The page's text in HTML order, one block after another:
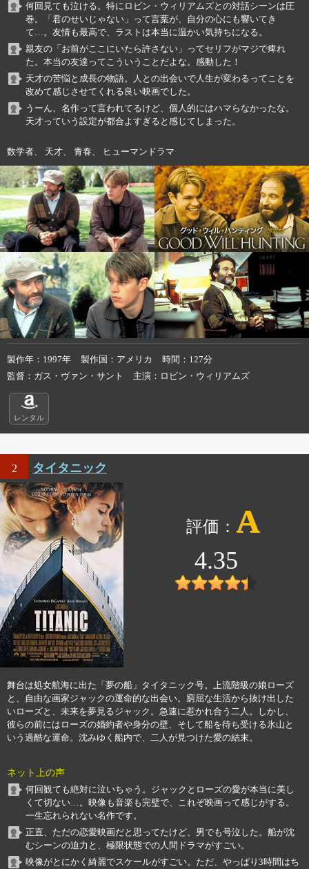
何回見ても泣ける。特にロビン・ウィリアムズとの対話シーンは圧
巻。「君のせいじゃない」って言葉が、自分の心にも響いてき
て…。友情も最高で、ラストは本当に温かい気持ちになる。
親友の「お前がここにいたら許さない」ってセリフがマジで痺れ
た。本当の友達ってこういうことだよな。感動した！
天才の苦悩と成長の物語。人との出会いで人生が変わるってことを
改めて感じさせてくれる良い映画でした。
うーん、名作って言われてるけど、個人的にはハマらなかったな。
天才っていう設定が都合よすぎると感じてしまった。
数学者、 天才、 青春、 ヒューマンドラマ
製作年 1997年 製作国 アメリカ 時間
127分
監督
ガス・ヴァン・サント 主演 ロビン・ウィリアムズ
レンタル
2 タイタニック
A
4.35
舞台は処女航海に出た「夢の船」タイタニック号。上流階級の娘ローズ
と、自由な画家ジャックの運命的な出会い。窮屈な生活から抜け出した
いローズと、未来を夢見るジャック。急速に惹かれ合う二人。しかし、
彼らの前にはローズの婚約者や身分の壁、そして船を待ち受ける氷山と
いう過酷な運命。沈みゆく船内で、二人が見つけた愛の結末。
ネット上の声
何回観ても絶対に泣いちゃう。ジャックとローズの愛が本当に美し
くて切ない…。映像も音楽も完璧で、これぞ映画って感じがする。
一生忘れられない名作です。
正直、ただの恋愛映画だと思ってたけど、男でも号泣した。船が沈
むシーンの迫力と、極限状態での人間ドラマがすごい。
映像がとにかく綺麗でスケールがすごい。ただ、やっぱり3時間はち